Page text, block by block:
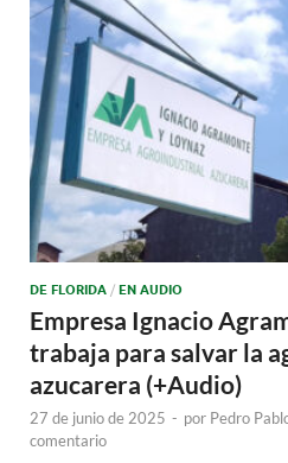
DE FLORIDA / EN AUDIO
Empresa Ignacio
trabaja para salvar la
azucarera (+Audio)
27 de junio de 2025 - por Pedro
comentario